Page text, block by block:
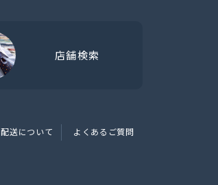
店舗検索
配送について よくあるご質問